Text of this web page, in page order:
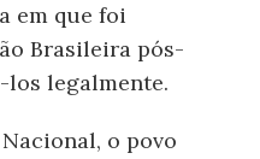
em que foi
Brasileira pós-
los legalmente.
o povo